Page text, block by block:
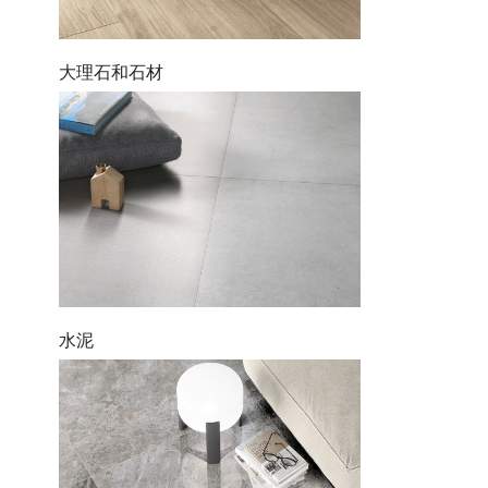
大理石和石材
水泥